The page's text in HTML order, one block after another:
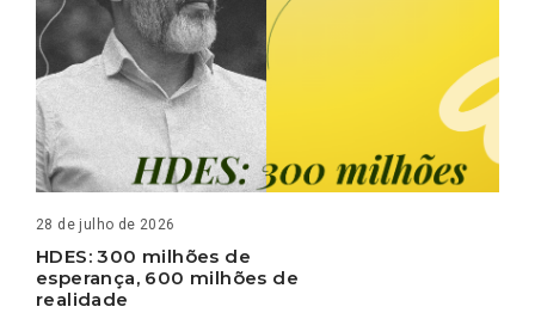
28 de julho de 2026
HDES: 300 milhões de
esperança, 600 milhões de
realidade